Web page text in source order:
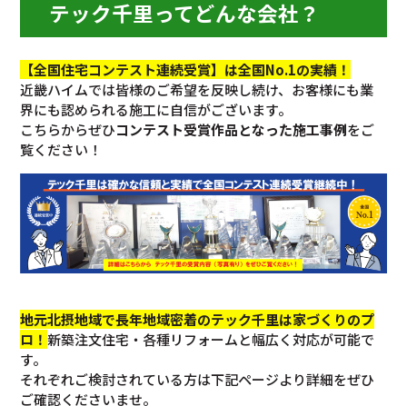
テック千里ってどんな会社？
【全国住宅コンテスト連続受賞】は全国No.1の実績！
近畿ハイムでは皆様のご希望を反映し続け、お客様にも業
界にも認められる施工に自信がございます。
こちらからぜひコンテスト受賞作品となった施工事例をご
覧ください！
地元北摂地域で長年地域密着のテック千里は家づくりのプ
ロ！新築注文住宅・各種リフォームと幅広く対応が可能で
す。
それぞれご検討されている方は下記ページより詳細をぜひ
ご確認くださいませ。